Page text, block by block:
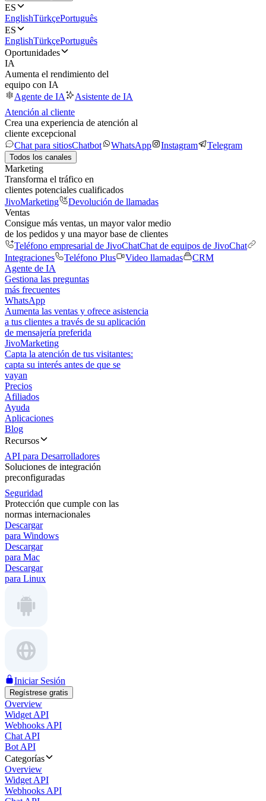
ES
EnglishTürkçePortuguês
ES
EnglishTürkçePortuguês
Oportunidades
IA
Aumenta el rendimiento del
equipo con IA
Agente de IA
Asistente de IA
Atención al cliente
Crea una experiencia de atención al
cliente excepcional
Chat para sitiosChatbot WhatsApp Instagram Telegram
Todos los canales
Marketing
Transforma el tráfico en
clientes potenciales cualificados
JivoMarketing
Devolución de llamadas
Ventas
Consigue más ventas, un mayor valor medio
de los pedidos y una mayor base de clientes
Teléfono empresarial de JivoChatChat de equipos de JivoChat
Integraciones
Teléfono Plus Video llamadas
CRM
Agente de IA
Gestiona las preguntas
más frecuentes
WhatsApp
Aumenta las ventas y ofrece asistencia
a tus clientes a través de su aplicación
de mensajería preferida
JivoMarketing
Capta la atención de tus visitantes:
capta su interés antes de que se
vayan
Precios
Afiliados
Ayuda
Aplicaciones
Blog
Recursos
API para Desarrolladores
Soluciones de integración
preconfiguradas
Seguridad
Protección que cumple con las
normas internacionales
Descargar
para Windows
Descargar
para Mac
Descargar
para Linux
Iniciar Sesión
Regístrese gratis
Overview
Widget API
Webhooks API
Chat API
Bot API
Categorías
Overview
Widget API
Webhooks API